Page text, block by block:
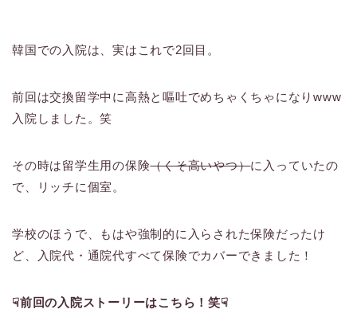
韓国での入院は、実はこれで2回目。
前回は交換留学中に高熱と嘔吐でめちゃくちゃになりwww
入院しました。笑
その時は留学生用の保険（くそ高いやつ）に入っていたの
で、リッチに個室。
学校のほうで、もはや強制的に入らされた保険だったけ
ど、入院代・通院代すべて保険でカバーできました！
☟前回の入院ストーリーはこちら！笑☟